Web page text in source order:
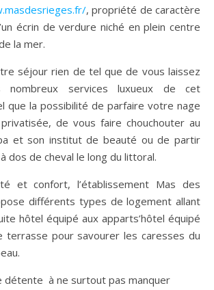
, propriété de caractère
écrin de verdure niché en plein centre
la mer.
séjour rien de tel que de vous laissez
services luxueux de cet
que la possibilité de parfaire votre nage
de vous faire chouchouter au
et son institut de beauté ou de partir
dos de cheval le long du littoral.
et confort, l’établissement Mas des
différents types de logement allant
hôtel équipé aux apparts’hôtel équipé
terrasse pour savourer les caresses du
détente à ne surtout pas manquer